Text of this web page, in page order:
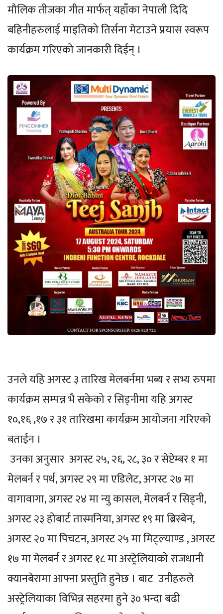
मौलिक तीजका गीत मार्फत् यहाँका नेपाली दिदि
बहिनीहरुलाई माइतिको तिर्सना मेटाउने प्रयास स्वरूप
कार्यक्रम गरिएको जानकारी दिईन् ।
उनले यहि अगस्ट ३ तारिख मेलबर्नमा भब्य र सभ्य रुपमा
कार्यक्रम सम्पन्न भै सकेको र सिड्नीमा यहि अगस्ट
१०,१६ ,१७ र ३१ तारिखमा कार्यक्रम आयोजना गरिएको
बताईन ।
उनका अनुसार अगस्ट २५, २६, २८, ३० र सेप्टेम्बर १ मा
मेलबर्न र पर्थ, अगस्ट २९ मा एडिलेट, अगस्ट २७ मा
वागावागा, अगस्ट २४ मा न्यु कासल, मेलबर्न र सिड्नी,
अगस्ट २३ होबार्ट तास्मनिया, अगस्ट १९ मा ब्रिस्बेन,
अगस्ट २० मा पिचटन, अगस्ट २५ मा मिट्ल्याण्ड , अगस्ट
१७ मा मेलबर्न र अगस्ट १८ मा अस्ट्रेलियाको राजधानी
क्यानबेरामा आफ्ना प्रस्तुति हुनेछ । बाट उनीहरुले
अस्ट्रेलियाका विभिन्न सहरमा हुने ३० भन्दा बढी